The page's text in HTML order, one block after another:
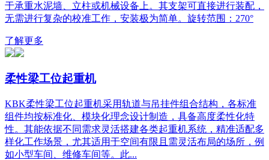
于承重水泥墙、立柱或机械设备上。其支架可直接进行装配，
无需进行复杂的校准工作，安装极为简单。旋转范围：270°
了解更多
柔性梁工位起重机
KBK柔性梁工位起重机采用轨道与吊挂件组合结构，各标准
组件均按标准化、模块化理念设计制造，具备高度柔性化特
性。其能依据不同需求灵活搭建各类起重机系统，精准适配多
样化工作场景，尤其适用于空间有限且需灵活布局的场所，例
如小型车间、维修车间等。此...